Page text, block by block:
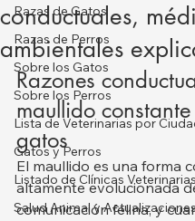
Razas de Gatos
Razas de Perros
Sobre los Gatos
Sobre los Perros
Lista de Veterinarias por
Gatos y Perros
Listado de Clínicas
Salud Animal y
conductuales,
ambientales
Razones
maullido
gatos
El maullido es una forma
altamente evolucionada
comunicación felina, y